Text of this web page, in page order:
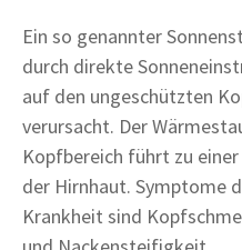
Ein so genannter
durch direkte
auf den ungeschützten
verursacht. Der
Kopfbereich führt zu einer
der Hirnhaut. Symptome
Krankheit sind